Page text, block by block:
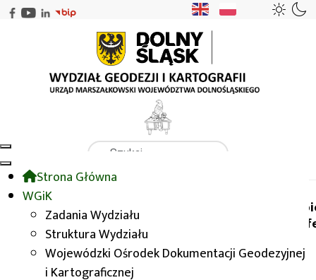
Szukaj
Strona Główna
WGiK
Zadania Wydziału
Struktura Wydziału
Wojewódzki Ośrodek Dokumentacji Geodezyjnej
i Kartograficznej
WGiK
GISDay 2015